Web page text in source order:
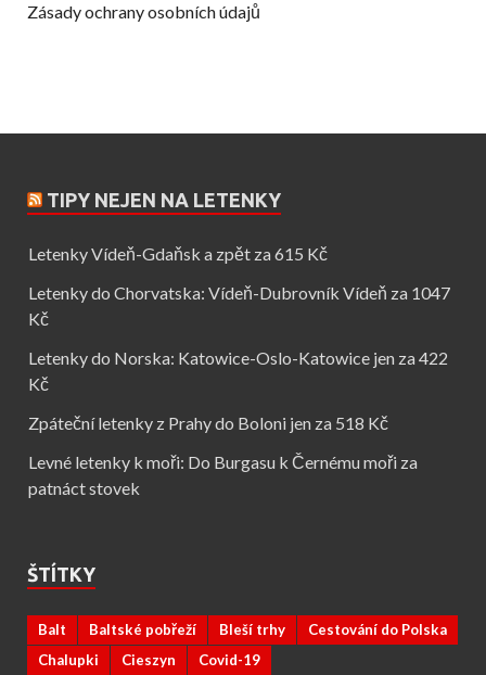
Zásady ochrany osobních údajů
TIPY NEJEN NA LETENKY
Letenky Vídeň-Gdaňsk a zpět za 615 Kč
Letenky do Chorvatska: Vídeň-Dubrovník Vídeň za 1047
Kč
Letenky do Norska: Katowice-Oslo-Katowice jen za 422
Kč
Zpáteční letenky z Prahy do Boloni jen za 518 Kč
Levné letenky k moři: Do Burgasu k Černému moři za
patnáct stovek
ŠTÍTKY
Balt Baltské pobřeží Bleší trhy
Cestování do Polska
Chalupki
Cieszyn
Covid-19